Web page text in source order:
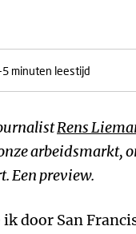
5 minuten leestijd
Rens
arbeidsmarkt,
Een preview.
door San